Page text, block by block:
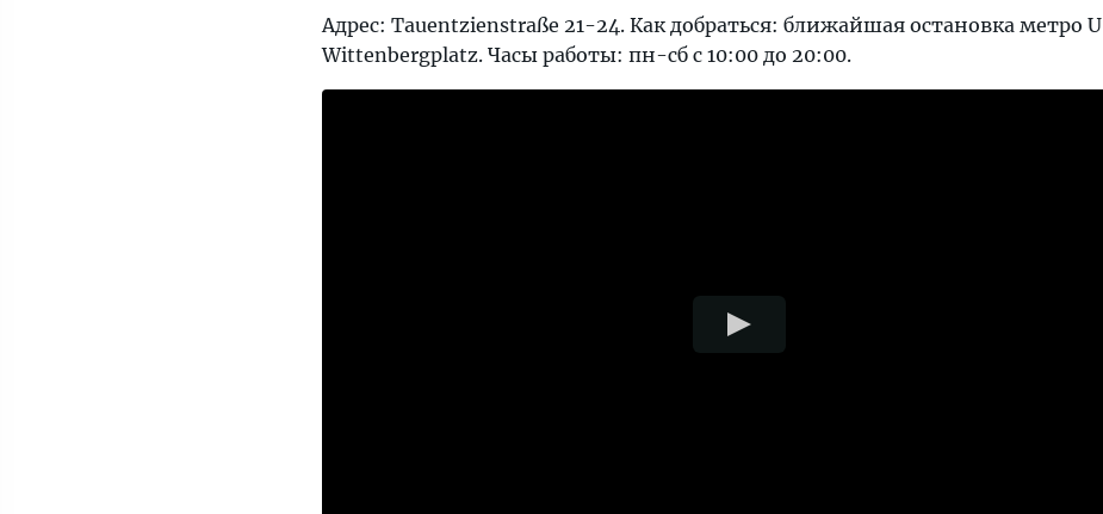
Адрес: Tauentzienstraße 21-24. Как добраться: ближайшая остановка метро U
Wittenbergplatz. Часы работы: пн-сб с 10:00 до 20:00.